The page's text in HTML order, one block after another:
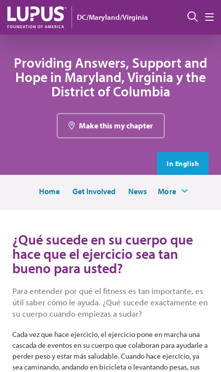
Pasar al contenido principal
DC/Maryland/Virginia
Providing Answers, Support and
Hope in Maryland, Virginia y the
District of Columbia
Make this my chapter
In English
Home Get Involved News More
¿Qué sucede en su cuerpo que
hace que el ejercicio sea tan
bueno para usted?
Para entender por qué el fitness es tan importante, es
útil saber cómo le ayuda. ¿Qué sucede exactamente en
su cuerpo cuando empiezas a sudar?
Cada vez que hace ejercicio, el ejercicio pone en marcha una
cascada de eventos en su cuerpo que colaboran para ayudarle a
perder peso y estar más saludable. Cuando hace ejercicio, ya
sea caminando, andando en bicicleta o levantando pesas, sus